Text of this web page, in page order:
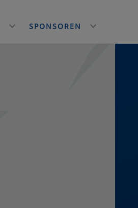
SPONSOREN